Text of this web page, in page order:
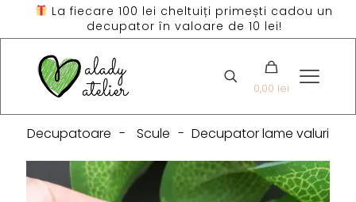
La fiecare 100 lei cheltuiți primești cadou un
decupator în valoare de 10 lei!
0,00 lei
Decupatoare - Scule - Decupator lame valuri